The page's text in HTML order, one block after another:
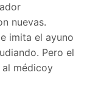
nuevas.
imita el ayuno
Pero el
médicoy